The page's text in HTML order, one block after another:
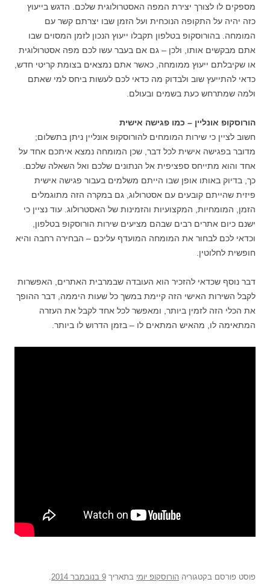
מספקים לו לצורך יצירת המפה האסטרולוגית שלכם. הדגש בייעוץ
כזה יהיה על התקופה הנוכחית ועל הזמן שבו יצרתם קשר עם
המומחה. בהורוסקופ בטלפון תקבלו ייעוץ הנכון לזמן המסוים שבו
אתם מבקשים אותו, ולכן – גם אם בעבר עשו לכם מפה אסטרולוגית
או שקיבלתם ייעוץ ממומחה, כאשר אתם נמצאים בצומת קריטי חדש,
כדאי להתייעץ שוב ולבדוק מה כדאי לכם לעשות ביחס למי שאתם
ולמה שמתרחש כעת בשמים ובעולם.
הורוסקופ אונליין – כמו פגישה אישית
חשוב לציין כי שירות המומחים להורוסקופ אונליין ניתן בתשלום;
מדובר בפגישה אישית לכל דבר, שכן המומחה נמצא איתכם אחד על
אחד והוא מתייחס ספציפית אל הנתונים שלכם ואל השאלה שלכם.
כך, בדיוק באותו אופן שבו הייתם משלמים בעבור פגישה אישית
פיזית שהייתם קובעים עם אסטרולוג, גם במקרה הזה מתוגמלים
הזמן, המומחיות, המקצועיות והזמינות של האסטרולוג. עוד נציין כי
ישנם כיום אתרים רבים שבהם מציעים שירות הורוסקופ בטלפון,
וכדאי לכם לבחור את המומחה המועדף עליכם – הבחירה רחבה והיא
חופשית לחלוטין.
דבר נוסף שכדאי להזכיר הוא העובדה שבמרבית האתרים, האפשרות
לקבל השירות האישי הזה קיימת במשך כל שעות היממה, דבר ההופך
את הכלי הזה לזמין ביותר, ומאפשר לכל אחד לקבל את העזרה
המתאימה לו, מהאיש המתאים לו – בזמן הדרוש לו ביותר.
פוסט פורסם בקטגוריה הורוסקופ יומי בתאריך 9 בנובמבר 2014